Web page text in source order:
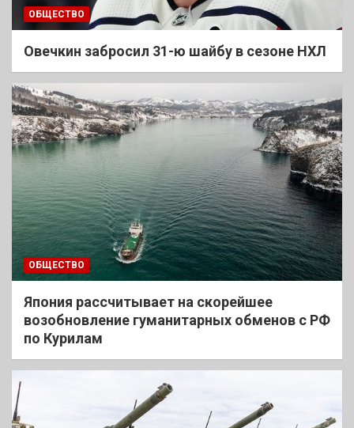
ОБЩЕСТВО
Овечкин забросил 31-ю шайбу в сезоне НХЛ
ОБЩЕСТВО
Япония рассчитывает на скорейшее
возобновление гуманитарных обменов с РФ
по Курилам